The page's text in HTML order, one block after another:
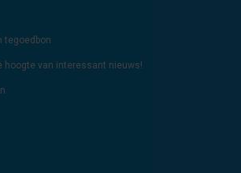
tegoedbon
hoogte van interessant nieuws!